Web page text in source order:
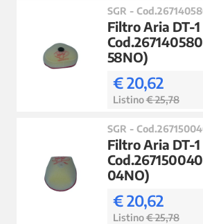
SGR -
Filtro Aria DT-
58NO)
€ 20,62
Listino€ 25,78
SGR -
Filtro Aria DT-
04NO)
€ 20,62
Listino€ 25,78